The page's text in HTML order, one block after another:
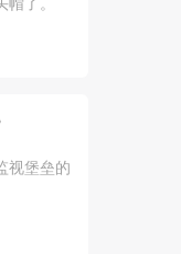
视堡垒的